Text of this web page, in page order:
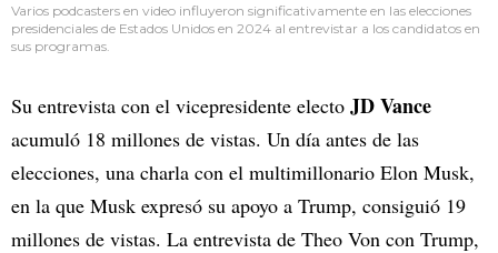
Varios podcasters en video influyeron significativamente en las elecciones
presidenciales de Estados Unidos en 2024 al entrevistar a los candidatos en
sus programas.
Su entrevista con el vicepresidente electo JD Vance
acumuló 18 millones de vistas. Un día antes de las
elecciones, una charla con el multimillonario Elon Musk,
en la que Musk expresó su apoyo a Trump, consiguió 19
millones de vistas. La entrevista de Theo Von con Trump,